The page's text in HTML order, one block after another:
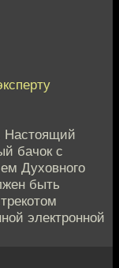
Настоящий
бачок с
Духовного
быть
электронной